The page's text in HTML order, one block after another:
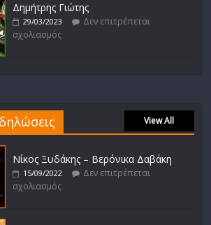
Δημήτρης Γιώτης
29/03/2023
Δεν επιτρέπεται
σχολιασμός
View All
Νίκος Ξυδάκης – Βερόνικα Δαβάκη
15/09/2022
Δεν επιτρέπεται
σχολιασμός